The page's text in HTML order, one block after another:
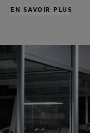
EN SAVOIR PLUS